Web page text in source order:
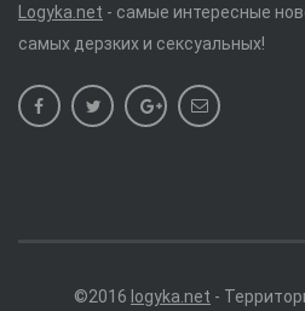
Logyka.net - самые интересные
самых дерзких и сексуальных!
©2016 logyka.net -